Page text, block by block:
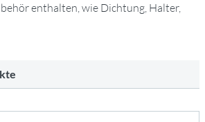
enthalten, wie Dichtung, Halter,